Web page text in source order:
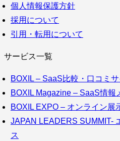
個人情報保護方針
採用について
引用・転用について
サービス一覧
BOXIL – SaaS比較・口コミサ
BOXIL Magazine – SaaS情報
BOXIL EXPO – オンライン展
JAPAN LEADERS SUMMIT-
ス